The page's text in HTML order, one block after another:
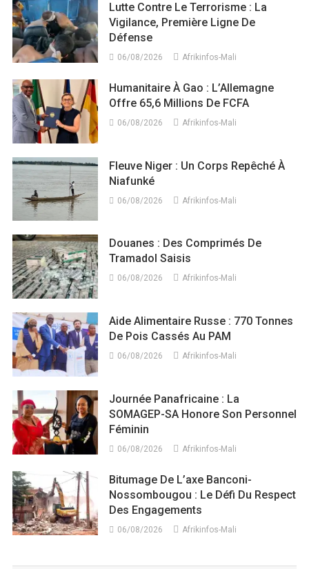
Lutte Contre Le Terrorisme : La
Vigilance, Première Ligne De
Défense
06/08/2026 Afrikinfos-Mali
Humanitaire À Gao : L’Allemagne
Offre 65,6 Millions De FCFA
06/08/2026 Afrikinfos-Mali
Fleuve Niger : Un Corps Repêché À
Niafunké
06/08/2026 Afrikinfos-Mali
Douanes : Des Comprimés De
Tramadol Saisis
06/08/2026 Afrikinfos-Mali
Aide Alimentaire Russe : 770 Tonnes
De Pois Cassés Au PAM
06/08/2026 Afrikinfos-Mali
Journée Panafricaine : La
SOMAGEP-SA Honore Son Personnel
Féminin
06/08/2026 Afrikinfos-Mali
Bitumage De L’axe Banconi-
Nossombougou : Le Défi Du Respect
Des Engagements
06/08/2026 Afrikinfos-Mali